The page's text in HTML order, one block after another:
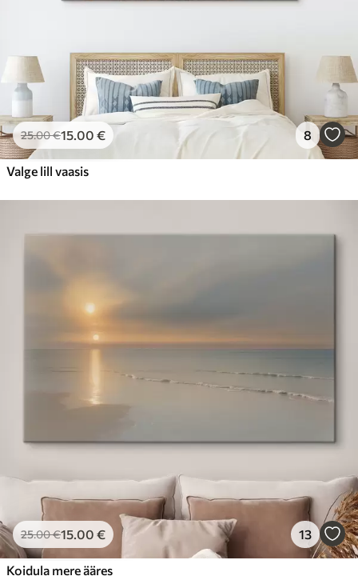
25.00€15.00 € 8
Valge lill vaasis
25.00€15.00 € 13
Koidula mere ääres